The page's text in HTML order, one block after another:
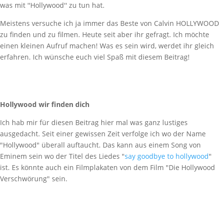
was mit ''Hollywood'' zu tun hat.
Meistens versuche ich ja immer das Beste von Calvin HOLLYWOOD
zu finden und zu filmen. Heute seit aber ihr gefragt. Ich möchte
einen kleinen Aufruf machen! Was es sein wird, werdet ihr gleich
erfahren. Ich wünsche euch viel Spaß mit diesem Beitrag!
Hollywood wir finden dich
Ich hab mir für diesen Beitrag hier mal was ganz lustiges
ausgedacht. Seit einer gewissen Zeit verfolge ich wo der Name
"Hollywood" überall auftaucht. Das kann aus einem Song von
Eminem sein wo der Titel des Liedes "say goodbye to hollywood"
ist. Es könnte auch ein Filmplakaten von dem Film "Die Hollywood
Verschwörung" sein.